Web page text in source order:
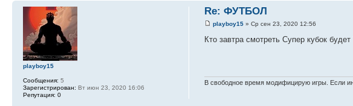
Re: ФУТБОЛ
playboy15 » Ср сен 23, 2020 12:56
Кто завтра смотреть Супер кубок будет
В свободное время модифицирую игры. Если
playboy15
Сообщения: 5
Зарегистрирован: Вт июн 23, 2020 16:06
Репутация: 0